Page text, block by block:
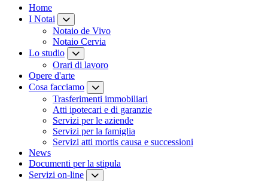
Home
I Notai
Notaio de Vivo
Notaio Cervia
Lo studio
Orari di lavoro
Opere d'arte
Cosa facciamo
Trasferimenti immobiliari
Atti ipotecari e di garanzie
Servizi per le aziende
Servizi per la famiglia
Servizi atti mortis causa e successioni
News
Documenti per la stipula
Servizi on-line